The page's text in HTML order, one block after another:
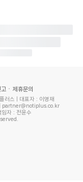
인 분위기를 배가시
제휴문의
러스 | 대표자 : 이영재
partner@notiplus.co.kr
자 : 전윤수